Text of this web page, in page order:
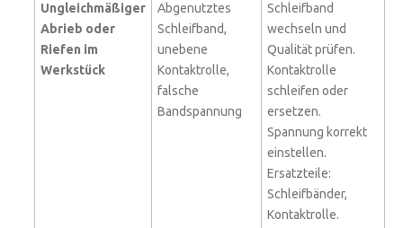
Ungleichmäßiger
Abrieb oder
Riefen im
Werkstück
Abgenutztes
Schleifband,
unebene
Kontaktrolle,
falsche
Bandspannung
Schleifband
wechseln und
Qualität prüfen.
Kontaktrolle
schleifen oder
ersetzen.
Spannung korrekt
einstellen.
Ersatzteile:
Schleifbänder,
Kontaktrolle.